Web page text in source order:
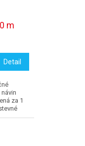
m
Detail
za 1